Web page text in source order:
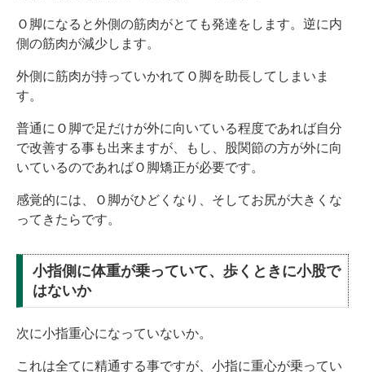
Ｏ脚になると外側の筋肉がとても発達をします。逆に内
側の筋肉が減少します。
外側に筋肉が持っていかれてＯ脚を助長してしまいま
す。
普通にＯ脚で足だけが外に向いている程度であれば自分
で改善する事も出来ますが、もし、股関節の方が外に向
いているのであればＯ脚矯正が必要です。
感覚的には、Ｏ脚がひどくなり、そしてお尻が大きくな
ってきたらです。
小指側に体重が乗っていて、歩くときに小股で
はないか
次に小指重心になっていないか。
これは全てに精通する事ですが、小指に重心が乗ってい